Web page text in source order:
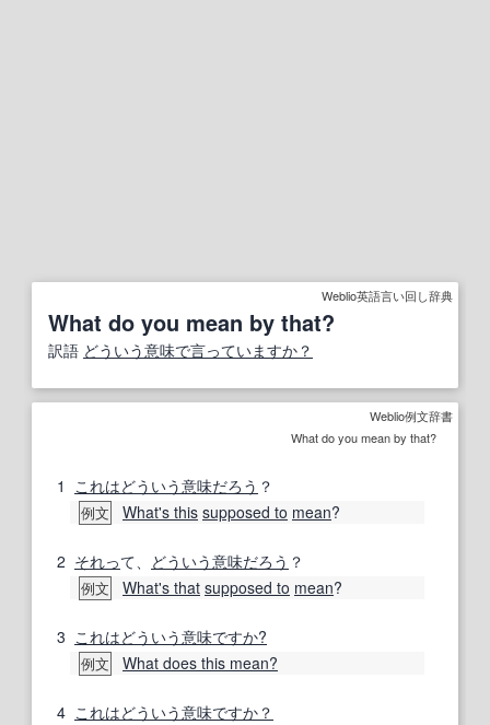
Weblio英語言い回し辞典
What do you mean by that?
訳語 どういう意味で言っていますか？
Weblio例文辞書
What do you mean by that?
1 これはどういう意味だろう ？
例文 What's this supposed to mean?
2 それって、 どういう意味だろう ？
例文 What's that supposed to mean?
3 これはどういう意味ですか?
例文 What does this mean?
4 これはどういう意味ですか？